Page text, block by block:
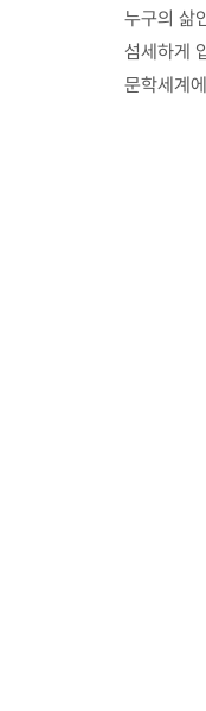
누구의 삶
섬세하게
문학세계